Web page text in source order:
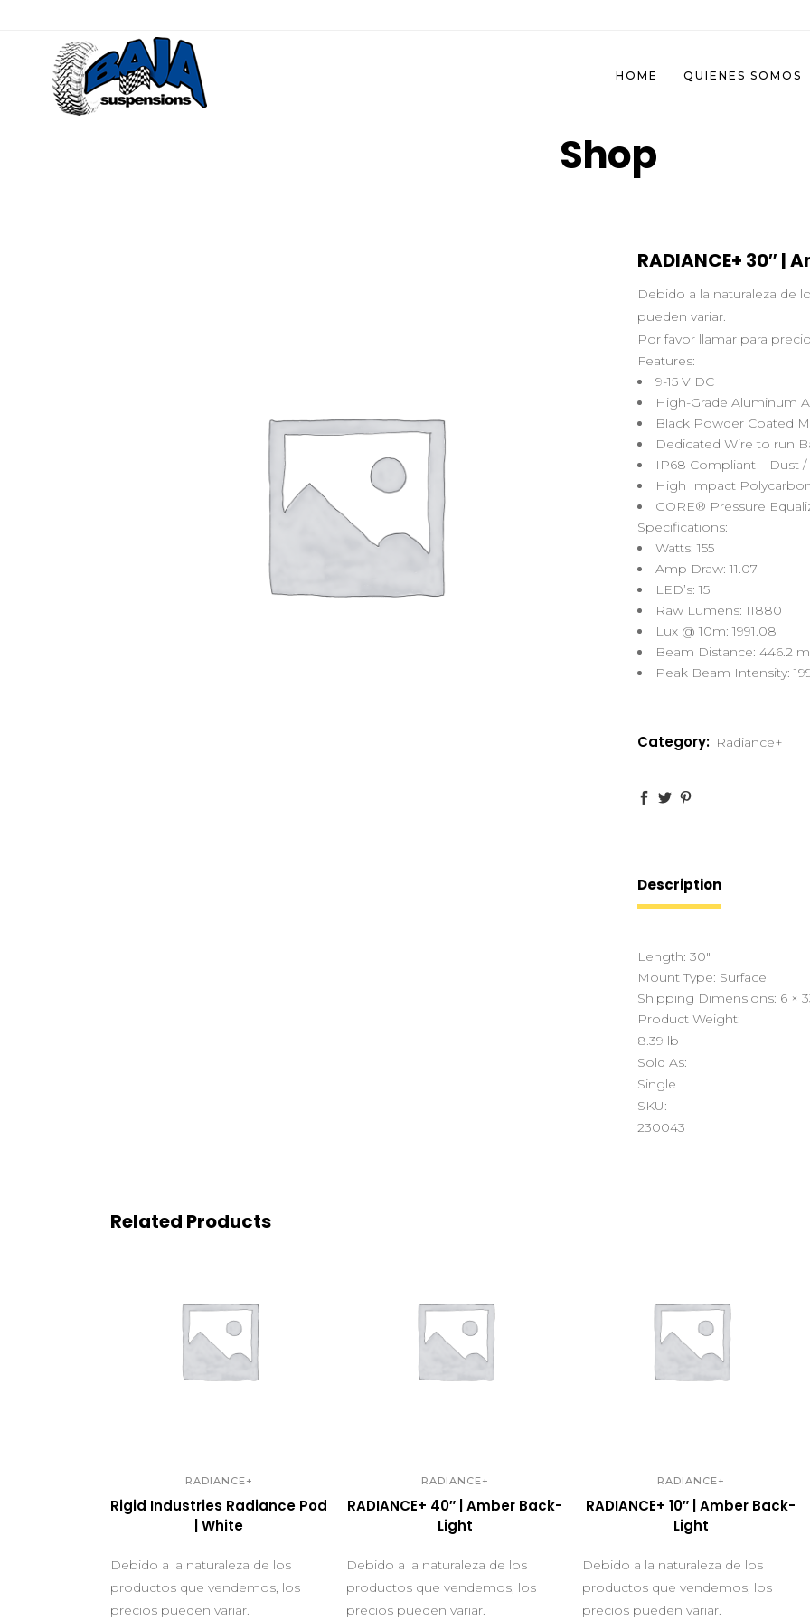
HOME QUIENES SOMOS
Shop
RADIANCE+ 30″ |
Debido a la naturaleza de
pueden variar.
Por favor llamar para
Features:
9-15 V DC
High-Grade Aluminum
Black Powder Coated
Dedicated Wire to run
IP68 Compliant – Dust
High Impact
GORE® Pressure
Specifications:
Watts:155
Amp Draw:11.07
LED’s:15
Raw Lumens:11880
Lux @ 10m:1991.08
Beam Distance: 446.2 m
Peak Beam Intensity:
Category: Radiance+
Description
Length: 30″
Mount Type: Surface
Shipping Dimensions: 6 ×
Product Weight:
8.39 lb
Sold As:
Single
SKU:
230043
Related Products
RADIANCE+
Rigid Industries Radiance Pod
| White
Debido a la naturaleza de los
productos que vendemos, los
precios pueden variar.
RADIANCE+
RADIANCE+ 40″ | Amber Back-
Light
Debido a la naturaleza de los
productos que vendemos, los
precios pueden variar.
RADIANCE+
RADIANCE+ 10″ | Amber Back-
Light
Debido a la naturaleza de los
productos que vendemos, los
precios pueden variar.